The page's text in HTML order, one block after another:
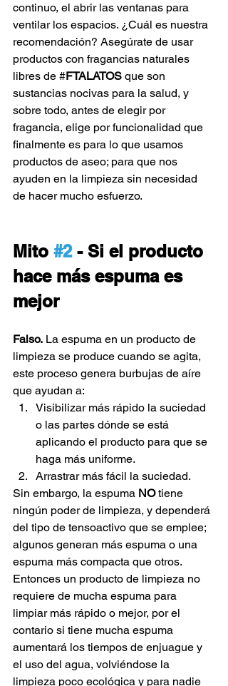
continuo, el abrir las ventanas para
ventilar los espacios. ¿Cuál es nuestra
recomendación? Asegúrate de usar
productos con fragancias naturales
libres de #FTALATOS que son
sustancias nocivas para la salud, y
sobre todo, antes de elegir por
fragancia, elige por funcionalidad que
finalmente es para lo que usamos
productos de aseo; para que nos
ayuden en la limpieza sin necesidad
de hacer mucho esfuerzo.
Mito #2 - Si el producto
hace más espuma es
mejor
Falso. La espuma en un producto de
limpieza se produce cuando se agita,
este proceso genera burbujas de aíre
que ayudan a:
Visibilizar más rápido la suciedad
o las partes dónde se está
aplicando el producto para que se
haga más uniforme.
Arrastrar más fácil la suciedad.
Sin embargo, la espuma NO tiene
ningún poder de limpieza, y dependerá
del tipo de tensoactivo que se emplee;
algunos generan más espuma o una
espuma más compacta que otros.
Entonces un producto de limpieza no
requiere de mucha espuma para
limpiar más rápido o mejor, por el
contario si tiene mucha espuma
aumentará los tiempos de enjuague y
el uso del agua, volviéndose la
limpieza poco ecológica y para nadie